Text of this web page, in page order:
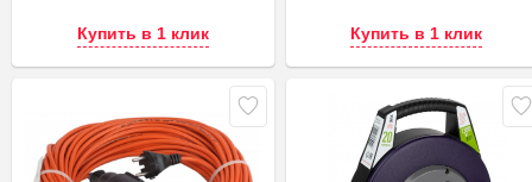
Купить в 1 клик Купить в 1 клик